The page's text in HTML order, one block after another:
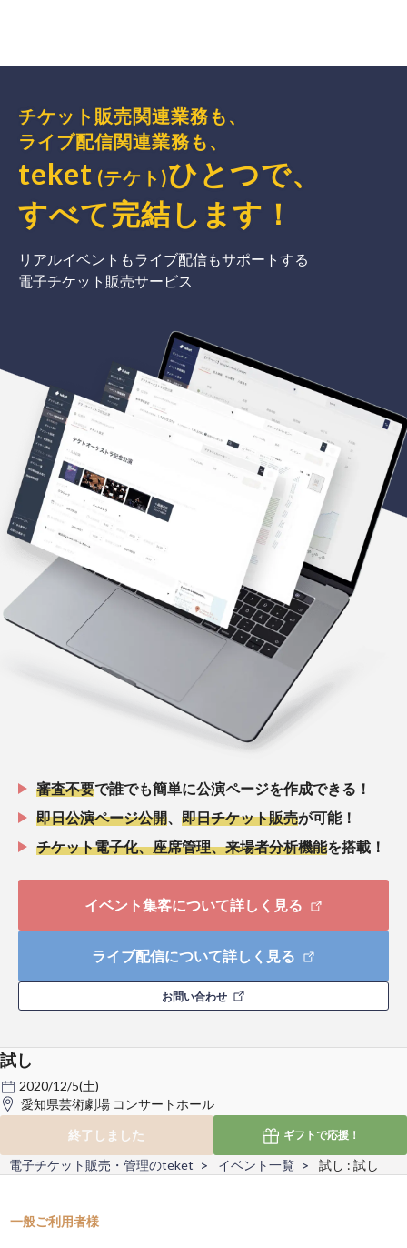
チケット販売関連業務も、
ライブ配信関連業務も、
teket (テケト)ひとつで、
すべて完結 します ！
リアルイベントもライブ配信もサポートする
電子チケット販売サービス
審査不要で誰でも簡単に公演ページを作成できる！
即日公演ページ公開
即日チケット販売が可能！
チケット電子化、座席管理、来場者分析機能を搭載！
イベント集客について詳しく見る
ライブ配信について詳しく見る
お問い合わせ
試し
2020/12/5(土)
愛知県芸術劇場 コンサートホール
終了しました
ギフトで応援！
電子チケット販売・管理のteket イベント一覧 試し : 試し
一般ご利用者様